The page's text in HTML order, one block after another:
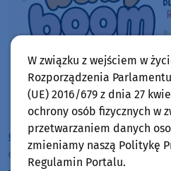
Chojnice
czwartek, 6 sierpnia 2026, 10:00
W związku z wejściem w
Rozporządzenia
(UE) 2016/679 z dnia 27
ochrony osób fizycznych w
przetwarzaniem danych
zmieniamy naszą Politykę
Regulamin Portalu.